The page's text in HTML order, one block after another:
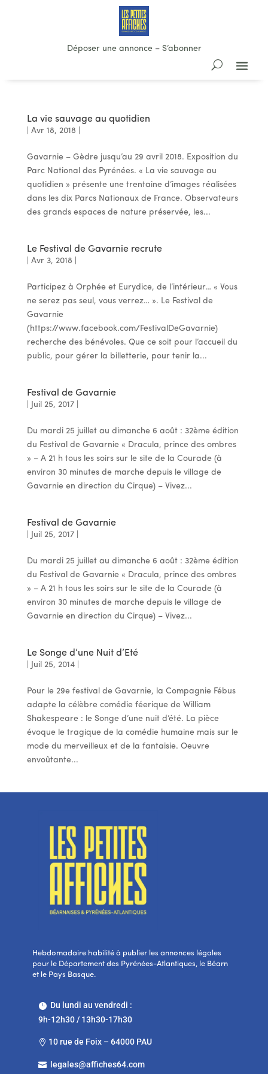
Déposer une annonce– S’abonner
La vie sauvage au quotidien
Avr 18, 2018
Gavarnie – Gèdre jusqu’au 29 avril 2018. Exposition du
Parc National des Pyrénées. « La vie sauvage au
quotidien » présente une trentaine d’images réalisées
dans les dix Parcs Nationaux de France. Observateurs
des grands espaces de nature préservée, les...
Le Festival de Gavarnie recrute
Avr 3, 2018
Participez à Orphée et Eurydice, de l’intérieur… « Vous
ne serez pas seul, vous verrez… ». Le Festival de
Gavarnie
(https://www.facebook.com/FestivalDeGavarnie)
recherche des bénévoles. Que ce soit pour l’accueil du
public, pour gérer la billetterie, pour tenir la...
Festival de Gavarnie
Juil 25, 2017|
Du mardi 25 juillet au dimanche 6 août : 32ème édition
du Festival de Gavarnie « Dracula, prince des ombres
» – A 21 h tous les soirs sur le site de la Courade (à
environ 30 minutes de marche depuis le village de
Gavarnie en direction du Cirque) – Vivez...
Festival de Gavarnie
Juil 25, 2017|
Du mardi 25 juillet au dimanche 6 août : 32ème édition
du Festival de Gavarnie « Dracula, prince des ombres
» – A 21 h tous les soirs sur le site de la Courade (à
environ 30 minutes de marche depuis le village de
Gavarnie en direction du Cirque) – Vivez...
Le Songe d’une Nuit d’Eté
Juil 25, 2014|
Pour le 29e festival de Gavarnie, la Compagnie Fébus
adapte la célèbre comédie féerique de William
Shakespeare : le Songe d’une nuit d’été. La pièce
évoque le tragique de la comédie humaine mais sur le
mode du merveilleux et de la fantaisie. Oeuvre
envoûtante...
Hebdomadaire habilité à publier les annonces légales
pour le Département des Pyrénées-Atlantiques, le Béarn
et le Pays Basque.
Du lundi au vendredi :
9h-12h30 / 13h30-17h30
 10 rue de Foix – 64000 PAU
 legales@affiches64.com